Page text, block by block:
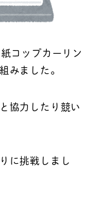
コップカーリン
みました。
協力したり競い
に挑戦しまし